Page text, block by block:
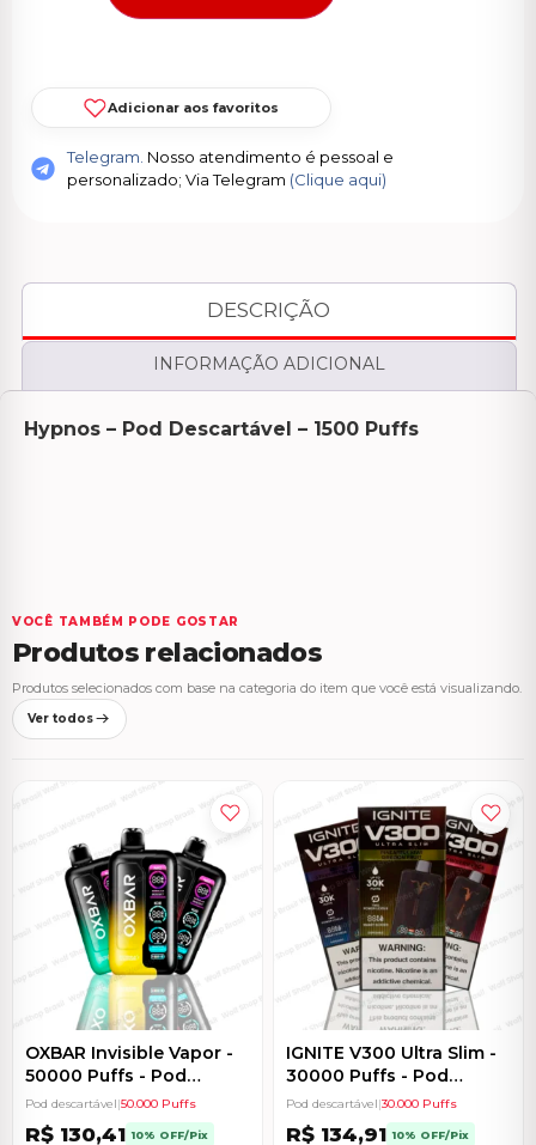
Adicionar aos favoritos
Telegram. Nosso atendimento é pessoal e
personalizado; Via Telegram (Clique aqui)
DESCRIÇÃO
INFORMAÇÃO ADICIONAL
Hypnos – Pod Descartável – 1500 Puffs
VOCÊ TAMBÉM PODE GOSTAR
Produtos relacionados
Produtos selecionados com base na categoria do item que você está visualizando.
Ver todos
OXBAR Invisible Vapor -
50000 Puffs - Pod
Descartável
Pod descartável|50.000 Puffs
R$ 130,41 10% OFF/Pix
IGNITE V300 Ultra Slim -
30000 Puffs - Pod
Descartável
Pod descartável|30.000 Puffs
R$ 134,91 10% OFF/Pix